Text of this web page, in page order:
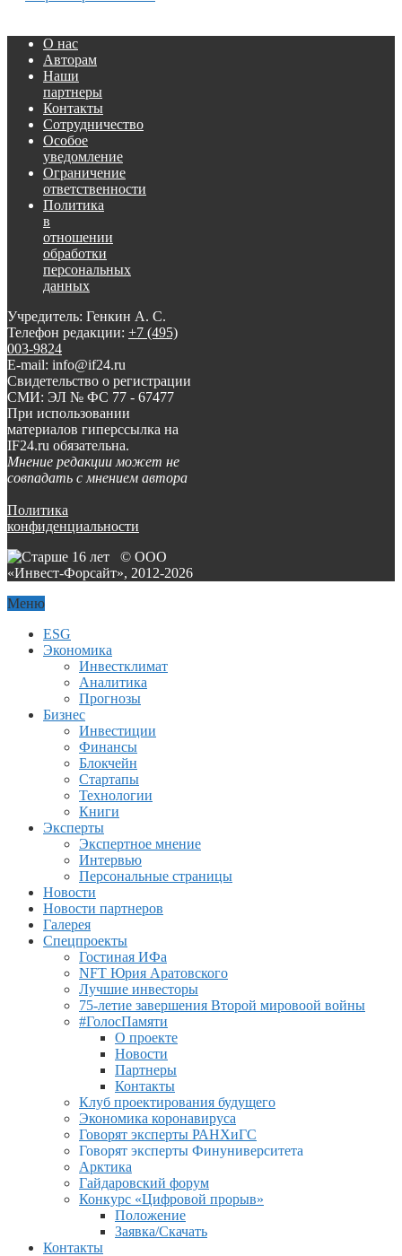
О нас
Авторам
Наши
партнеры
Контакты
Сотрудничество
Особое
уведомление
Ограничение
ответственности
Политика
в
отношении
обработки
персональных
данных
Учредитель: Генкин А. С.
Телефон редакции: +7 (495)
003-9824
E-mail: info@if24.ru
Свидетельство о регистрации
СМИ: ЭЛ № ФС 77 - 67477
При использовании
материалов гиперссылка на
IF24.ru обязательна.
Мнение редакции может не
совпадать с мнением автора
Политика
конфиденциальности
© ООО
«Инвест-Форсайт», 2012-2026
Меню
ESG
Экономика
Инвестклимат
Аналитика
Прогнозы
Бизнес
Инвестиции
Финансы
Блокчейн
Стартапы
Технологии
Книги
Эксперты
Экспертное мнение
Интервью
Персональные страницы
Новости
Новости партнеров
Галерея
Спецпроекты
Гостиная ИФа
NFT Юрия Аратовского
Лучшие инвесторы
75-летие завершения Второй мировоой войны
#ГолосПамяти
О проекте
Новости
Партнеры
Контакты
Клуб проектирования будущего
Экономика коронавируса
Говорят эксперты РАНХиГС
Говорят эксперты Финуниверситета
Арктика
Гайдаровский форум
Конкурс «Цифровой прорыв»
Положение
Заявка/Скачать
Контакты